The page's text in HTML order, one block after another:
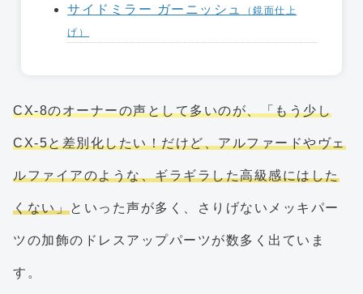
サイドミラー ガーニッシュ
（鏡面仕上
げ）
CX-8のオーナーの声として多いのが、「もう少し
CX-5と差別化したい！だけど、アルファードやヴェ
ルファイアのような、ギラギラした高級感にはした
くない」といった声が多く、さりげないメッキパー
ツの加飾のドレスアップパーツが数多く出ていま
す。